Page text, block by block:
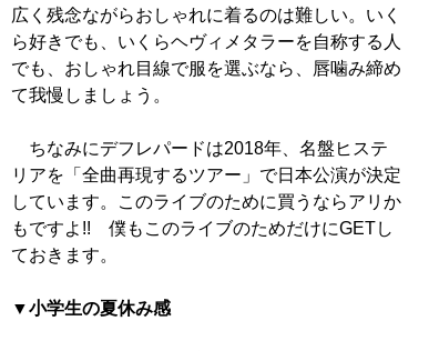
広く残念ながらおしゃれに着るのは難しい。いく
ら好きでも、いくらヘヴィメタラーを自称する人
でも、おしゃれ目線で服を選ぶなら、唇噛み締め
て我慢しましょう。
ちなみにデフレパードは2018年、名盤ヒステ
リアを「全曲再現するツアー」で日本公演が決定
しています。このライブのために買うならアリか
もですよ!! 僕もこのライブのためだけにGETし
ておきます。
▼小学生の夏休み感